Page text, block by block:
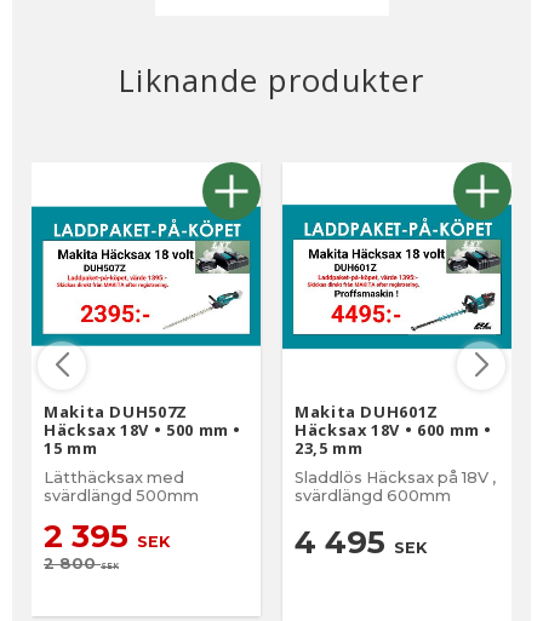
Liknande produkter
Makita DUH507Z
Häcksax 18V • 500 mm •
15 mm
Lätthäcksax med
svärdlängd 500mm
2 395 SEK
2 800SEK
Makita DUH601Z
Häcksax 18V • 600 mm •
23,5 mm
Sladdlös Häcksax på 18V ,
svärdlängd 600mm
4 495 SEK